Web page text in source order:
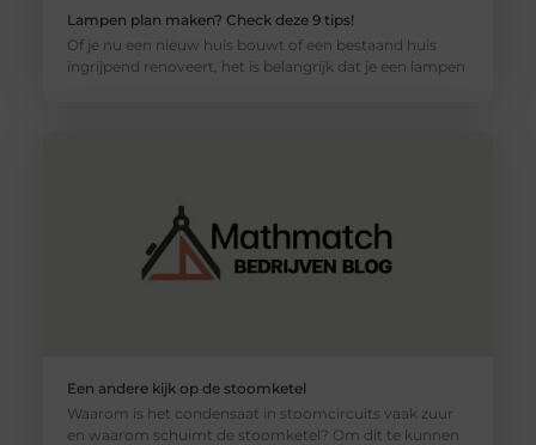
Lampen plan maken? Check deze 9 tips!
Of je nu een nieuw huis bouwt of een bestaand huis
ingrijpend renoveert, het is belangrijk dat je een lampen
Een andere kijk op de stoomketel
Waarom is het condensaat in stoomcircuits vaak zuur
en waarom schuimt de stoomketel? Om dit te kunnen